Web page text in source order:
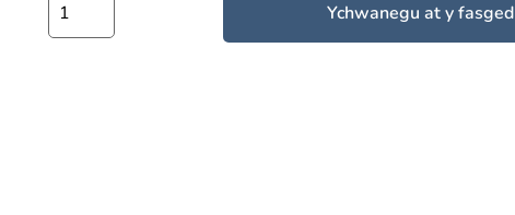
Ychwanegu at y fasged